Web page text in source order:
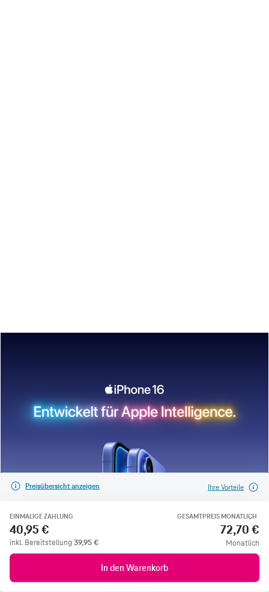
Preisübersicht anzeigen Ihre Vorteile
EINMALIGE ZAHLUNG
40,95 €
inkl. Bereitstellung39,95€
GESAMTPREIS MONATLICH
72,70 €
Monatlich
In den Warenkorb